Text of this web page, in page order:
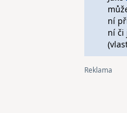
ní
ní či